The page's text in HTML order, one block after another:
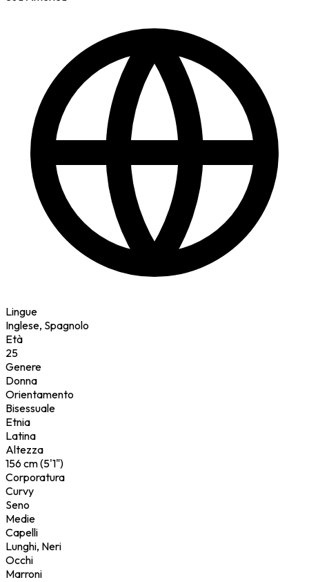
Lingue
Inglese, Spagnolo
Età
25
Genere
Donna
Orientamento
Bisessuale
Etnia
Latina
Altezza
156 cm (5'1")
Corporatura
Curvy
Seno
Medie
Capelli
Lunghi, Neri
Occhi
Marroni